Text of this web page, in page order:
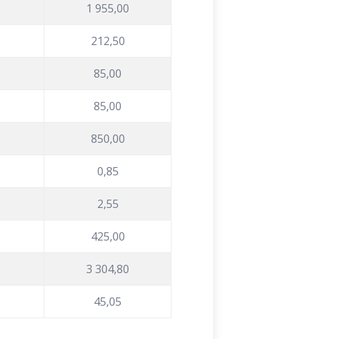
1 955,00
212,50
85,00
85,00
850,00
0,85
2,55
425,00
3 304,80
45,05